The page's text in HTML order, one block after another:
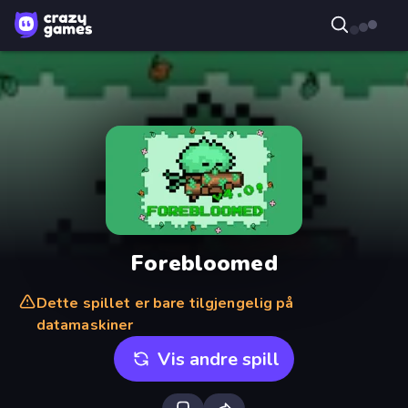
Forebloomed
Dette spillet er bare tilgjengelig på
datamaskiner
Vis andre spill